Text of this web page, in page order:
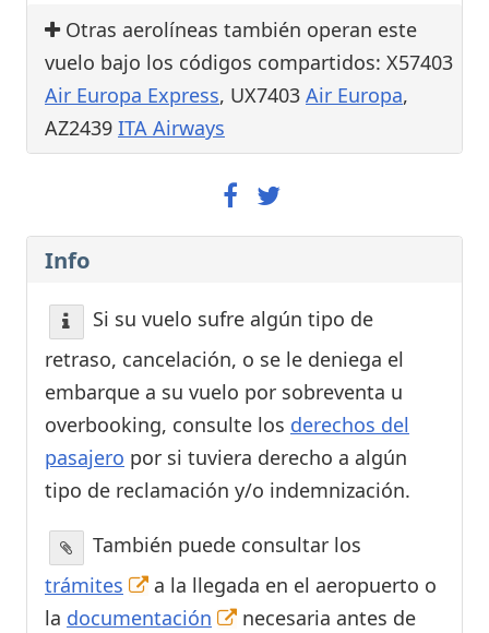
Otras aerolíneas también operan este
vuelo bajo los códigos compartidos: X57403
Air Europa Express, UX7403 Air Europa,
AZ2439 ITA Airways
Info
Si su vuelo sufre algún tipo de
retraso, cancelación, o se le deniega el
embarque a su vuelo por sobreventa u
overbooking, consulte los derechos del
pasajero por si tuviera derecho a algún
tipo de reclamación y/o indemnización.
También puede consultar los
trámites
a la llegada en el aeropuerto o
la documentación
necesaria antes de